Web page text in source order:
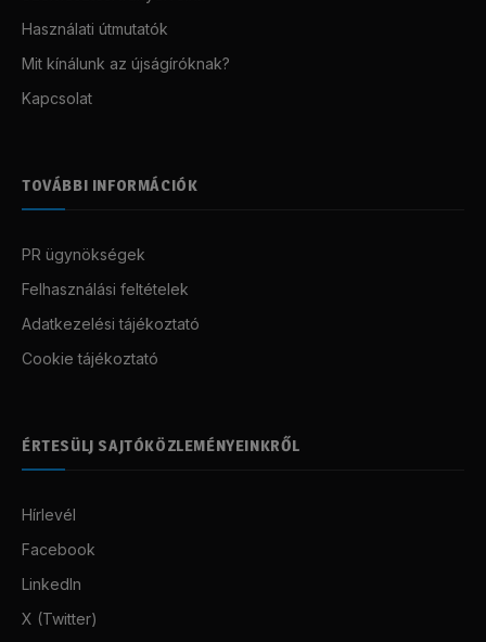
Használati útmutatók
Mit kínálunk az újságíróknak?
Kapcsolat
TOVÁBBI INFORMÁCIÓK
PR ügynökségek
Felhasználási feltételek
Adatkezelési tájékoztató
Cookie tájékoztató
ÉRTESÜLJ SAJTÓKÖZLEMÉNYEINKRŐL
Hírlevél
Facebook
LinkedIn
X (Twitter)